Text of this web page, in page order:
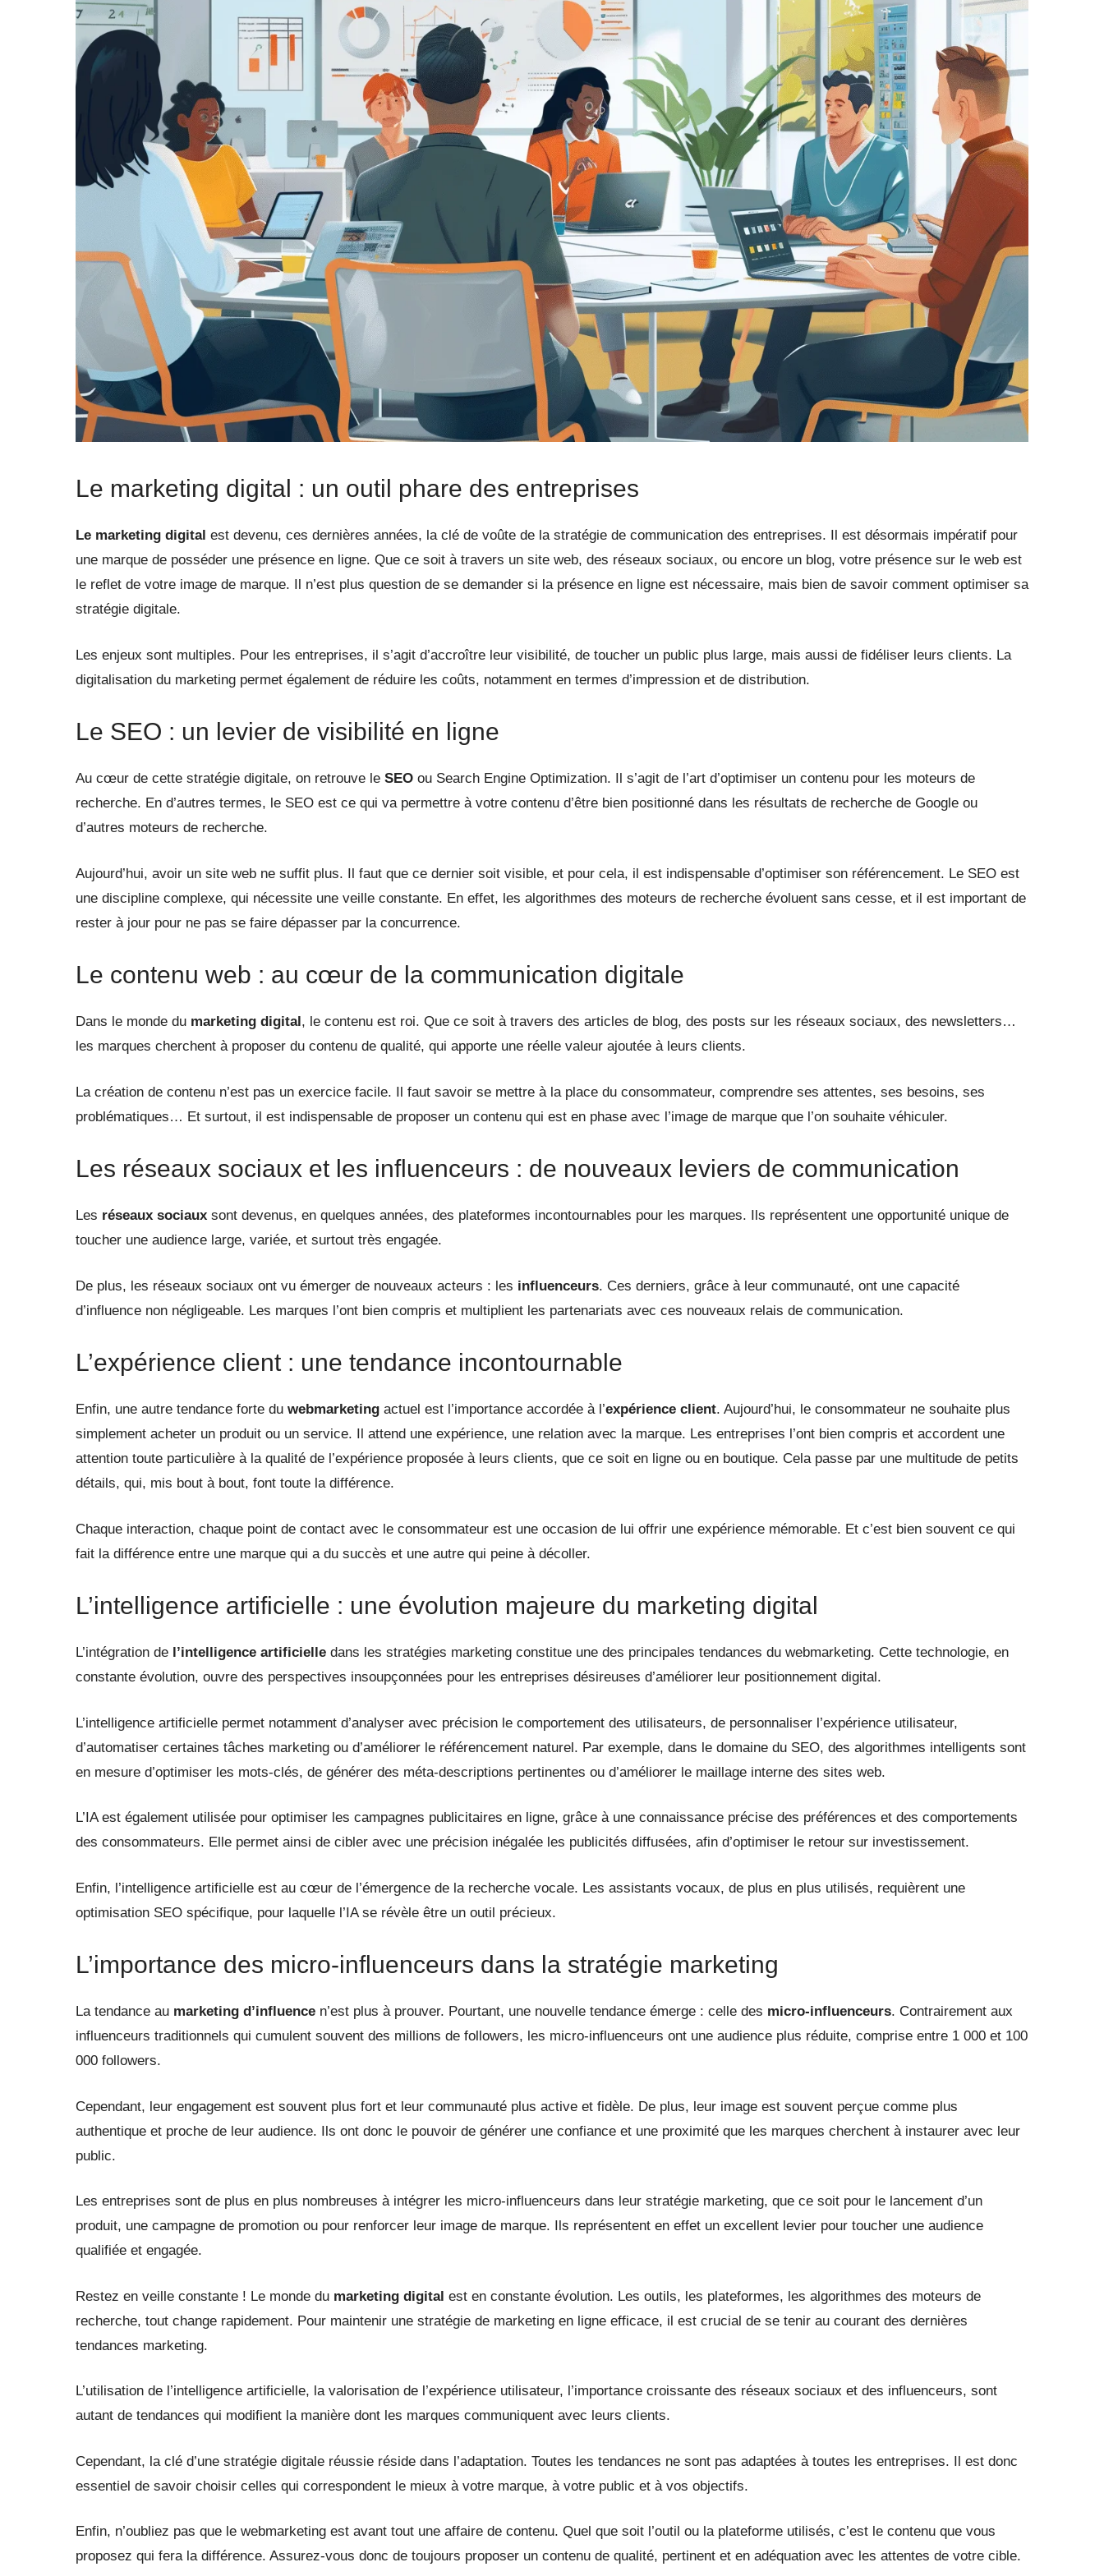
Le marketing digital : un outil phare des entreprises
Le marketing digital est devenu, ces dernières années, la clé de voûte de la stratégie de communication des entreprises. Il est désormais impératif pour
une marque de posséder une présence en ligne. Que ce soit à travers un site web, des réseaux sociaux, ou encore un blog, votre présence sur le web est
le reflet de votre image de marque. Il n’est plus question de se demander si la présence en ligne est nécessaire, mais bien de savoir comment optimiser sa
stratégie digitale.
Les enjeux sont multiples. Pour les entreprises, il s’agit d’accroître leur visibilité, de toucher un public plus large, mais aussi de fidéliser leurs clients. La
digitalisation du marketing permet également de réduire les coûts, notamment en termes d’impression et de distribution.
Le SEO : un levier de visibilité en ligne
Au cœur de cette stratégie digitale, on retrouve le SEO ou Search Engine Optimization. Il s’agit de l’art d’optimiser un contenu pour les moteurs de
recherche. En d’autres termes, le SEO est ce qui va permettre à votre contenu d’être bien positionné dans les résultats de recherche de Google ou
d’autres moteurs de recherche.
Aujourd’hui, avoir un site web ne suffit plus. Il faut que ce dernier soit visible, et pour cela, il est indispensable d’optimiser son référencement. Le SEO est
une discipline complexe, qui nécessite une veille constante. En effet, les algorithmes des moteurs de recherche évoluent sans cesse, et il est important de
rester à jour pour ne pas se faire dépasser par la concurrence.
Le contenu web : au cœur de la communication digitale
Dans le monde du marketing digital, le contenu est roi. Que ce soit à travers des articles de blog, des posts sur les réseaux sociaux, des newsletters…
les marques cherchent à proposer du contenu de qualité, qui apporte une réelle valeur ajoutée à leurs clients.
La création de contenu n’est pas un exercice facile. Il faut savoir se mettre à la place du consommateur, comprendre ses attentes, ses besoins, ses
problématiques… Et surtout, il est indispensable de proposer un contenu qui est en phase avec l’image de marque que l’on souhaite véhiculer.
Les réseaux sociaux et les influenceurs : de nouveaux leviers de communication
Les réseaux sociaux sont devenus, en quelques années, des plateformes incontournables pour les marques. Ils représentent une opportunité unique de
toucher une audience large, variée, et surtout très engagée.
De plus, les réseaux sociaux ont vu émerger de nouveaux acteurs : les influenceurs. Ces derniers, grâce à leur communauté, ont une capacité
d’influence non négligeable. Les marques l’ont bien compris et multiplient les partenariats avec ces nouveaux relais de communication.
L’expérience client : une tendance incontournable
Enfin, une autre tendance forte du webmarketing actuel est l’importance accordée à l’expérience client. Aujourd’hui, le consommateur ne souhaite plus
simplement acheter un produit ou un service. Il attend une expérience, une relation avec la marque. Les entreprises l’ont bien compris et accordent une
attention toute particulière à la qualité de l’expérience proposée à leurs clients, que ce soit en ligne ou en boutique. Cela passe par une multitude de petits
détails, qui, mis bout à bout, font toute la différence.
Chaque interaction, chaque point de contact avec le consommateur est une occasion de lui offrir une expérience mémorable. Et c’est bien souvent ce qui
fait la différence entre une marque qui a du succès et une autre qui peine à décoller.
L’intelligence artificielle : une évolution majeure du marketing digital
L’intégration de l’intelligence artificielle dans les stratégies marketing constitue une des principales tendances du webmarketing. Cette technologie, en
constante évolution, ouvre des perspectives insoupçonnées pour les entreprises désireuses d’améliorer leur positionnement digital.
L’intelligence artificielle permet notamment d’analyser avec précision le comportement des utilisateurs, de personnaliser l’expérience utilisateur,
d’automatiser certaines tâches marketing ou d’améliorer le référencement naturel. Par exemple, dans le domaine du SEO, des algorithmes intelligents sont
en mesure d’optimiser les mots-clés, de générer des méta-descriptions pertinentes ou d’améliorer le maillage interne des sites web.
L’IA est également utilisée pour optimiser les campagnes publicitaires en ligne, grâce à une connaissance précise des préférences et des comportements
des consommateurs. Elle permet ainsi de cibler avec une précision inégalée les publicités diffusées, afin d’optimiser le retour sur investissement.
Enfin, l’intelligence artificielle est au cœur de l’émergence de la recherche vocale. Les assistants vocaux, de plus en plus utilisés, requièrent une
optimisation SEO spécifique, pour laquelle l’IA se révèle être un outil précieux.
L’importance des micro-influenceurs dans la stratégie marketing
La tendance au marketing d’influence n’est plus à prouver. Pourtant, une nouvelle tendance émerge : celle des micro-influenceurs. Contrairement aux
influenceurs traditionnels qui cumulent souvent des millions de followers, les micro-influenceurs ont une audience plus réduite, comprise entre 1 000 et 100
000 followers.
Cependant, leur engagement est souvent plus fort et leur communauté plus active et fidèle. De plus, leur image est souvent perçue comme plus
authentique et proche de leur audience. Ils ont donc le pouvoir de générer une confiance et une proximité que les marques cherchent à instaurer avec leur
public.
Les entreprises sont de plus en plus nombreuses à intégrer les micro-influenceurs dans leur stratégie marketing, que ce soit pour le lancement d’un
produit, une campagne de promotion ou pour renforcer leur image de marque. Ils représentent en effet un excellent levier pour toucher une audience
qualifiée et engagée.
Restez en veille constante ! Le monde du marketing digital est en constante évolution. Les outils, les plateformes, les algorithmes des moteurs de
recherche, tout change rapidement. Pour maintenir une stratégie de marketing en ligne efficace, il est crucial de se tenir au courant des dernières
tendances marketing.
L’utilisation de l’intelligence artificielle, la valorisation de l’expérience utilisateur, l’importance croissante des réseaux sociaux et des influenceurs, sont
autant de tendances qui modifient la manière dont les marques communiquent avec leurs clients.
Cependant, la clé d’une stratégie digitale réussie réside dans l’adaptation. Toutes les tendances ne sont pas adaptées à toutes les entreprises. Il est donc
essentiel de savoir choisir celles qui correspondent le mieux à votre marque, à votre public et à vos objectifs.
Enfin, n’oubliez pas que le webmarketing est avant tout une affaire de contenu. Quel que soit l’outil ou la plateforme utilisés, c’est le contenu que vous
proposez qui fera la différence. Assurez-vous donc de toujours proposer un contenu de qualité, pertinent et en adéquation avec les attentes de votre cible.